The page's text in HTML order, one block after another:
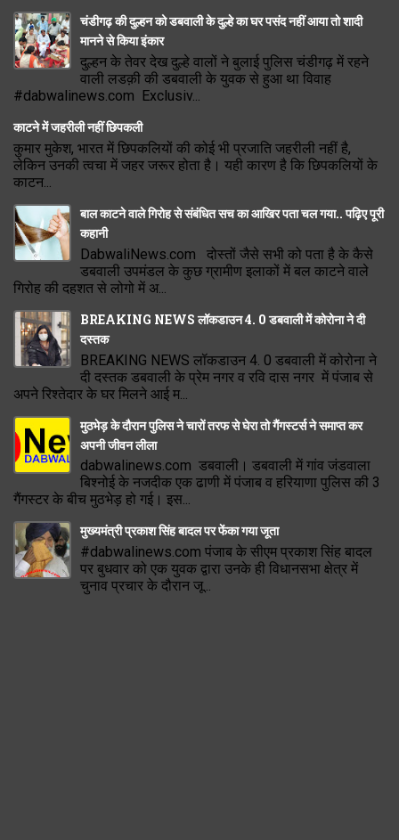
चंडीगढ़ की दुल्हन को डबवाली के दुल्हे का घर पसंद नहीं आया तो शादी
मानने से किया इंकार
दुल्हन के तेवर देख दुल्हे वालों ने बुलाई पुलिस चंडीगढ़ में रहने
वाली लडक़ी की डबवाली के युवक से हुआ था विवाह
#dabwalinews.com Exclusiv...
काटने में जहरीली नहीं छिपकली
कुमार मुकेश, भारत में छिपकलियों की कोई भी प्रजाति जहरीली नहीं है,
लेकिन उनकी त्वचा में जहर जरूर होता है। यही कारण है कि छिपकलियों के
काटन...
बाल काटने वाले गिरोह से संबंधित सच का आखिर पता चल गया.. पढ़िए पूरी
कहानी
DabwaliNews.com दोस्तों जैसे सभी को पता है के कैसे
डबवाली उपमंडल के कुछ ग्रामीण इलाकों में बल काटने वाले
गिरोह की दहशत से लोगो में अ...
BREAKING NEWS लॉकडाउन 4. 0 डबवाली में कोरोना ने दी
दस्तक
BREAKING NEWS लॉकडाउन 4. 0 डबवाली में कोरोना ने
दी दस्तक डबवाली के प्रेम नगर व रवि दास नगर में पंजाब से
अपने रिश्तेदार के घर मिलने आई म...
मुठभेड़ के दौरान पुलिस ने चारों तरफ से घेरा तो गैंगस्टर्स ने समाप्त कर
अपनी जीवन लीला
dabwalinews.com डबवाली। डबवाली में गांव जंडवाला
बिश्नोई के नजदीक एक ढाणी में पंजाब व हरियाणा पुलिस की 3
गैंगस्टर के बीच मुठभेड़ हो गई। इस...
मुख्यमंत्री प्रकाश सिंह बादल पर फेंका गया जूता
#dabwalinews.com पंजाब के सीएम प्रकाश सिंह बादल
पर बुधवार को एक युवक द्वारा उनके ही विधानसभा क्षेत्र में
चुनाव प्रचार के दौरान जू...